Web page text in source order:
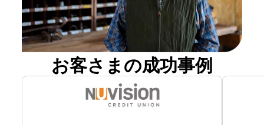
お客さまの成功事例